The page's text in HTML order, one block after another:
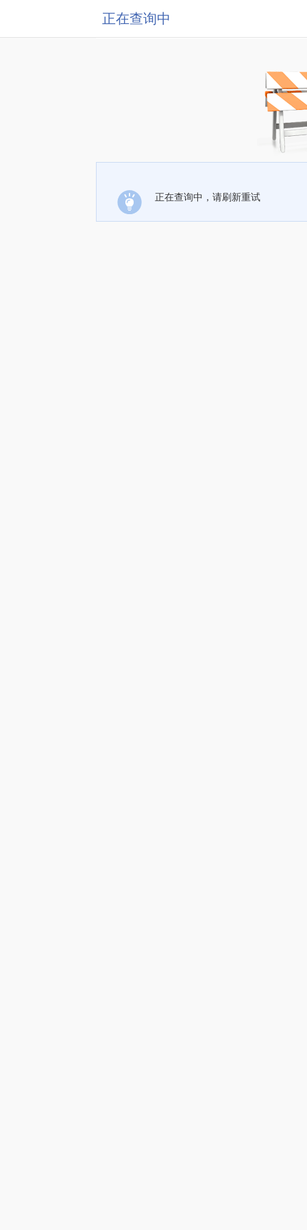
正在查询中
正在查询中，请刷新重试